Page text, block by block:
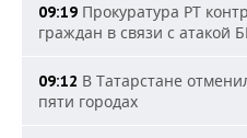
09:19 Прокуратура РТ
граждан в связи с атакой
09:12 В Татарстане
пяти городах